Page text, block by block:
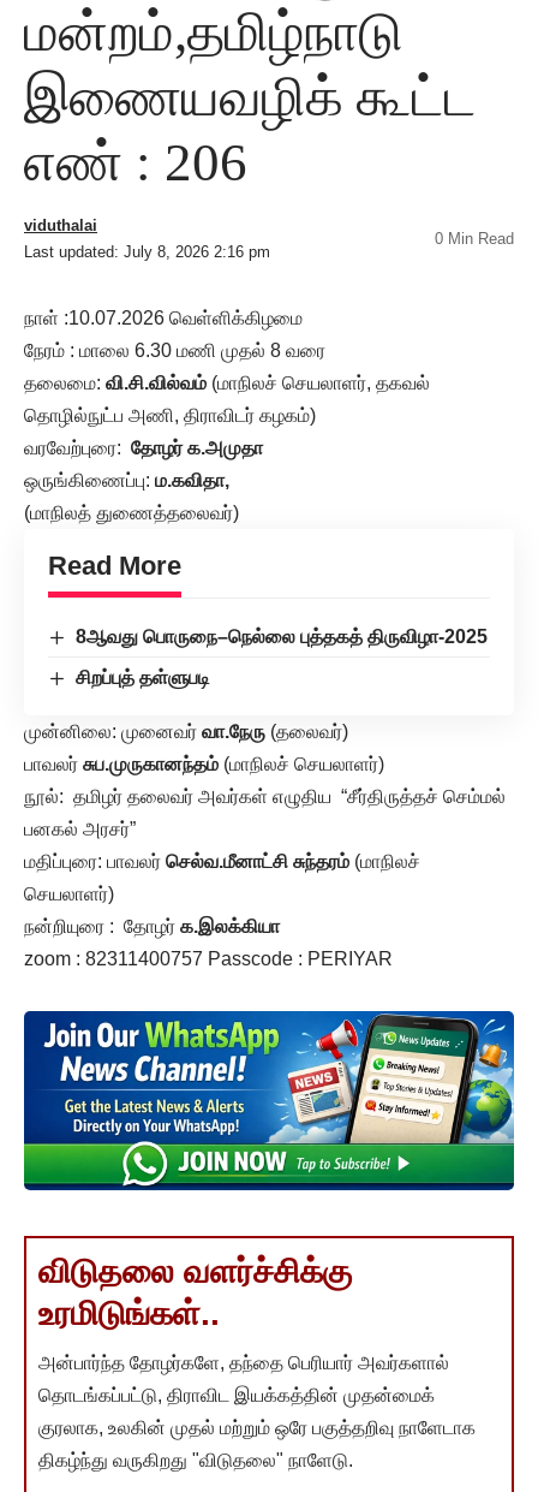
மன்றம்,தமிழ்நாடு
இணையவழிக் கூட்ட
எண் : 206
Last updated: July 8, 2026 2:16 pm
viduthalai
0 Min Read
நாள் :10.07.2026 வெள்ளிக்கிழமை
நேரம் : மாலை 6.30 மணி முதல் 8 வரை
தலைமை: வி.சி.வில்வம் (மாநிலச் செயலாளர், தகவல்
தொழில்நுட்ப அணி, திராவிடர் கழகம்)
வரவேற்புரை: தோழர் க.அமுதா
ஒருங்கிணைப்பு: ம.கவிதா,
(மாநிலத் துணைத்தலைவர்)
Read More
8ஆவது பொருநை–நெல்லை புத்தகத் திருவிழா-2025
சிறப்புத் தள்ளுபடி
முன்னிலை: முனைவர் வா.நேரு (தலைவர்)
பாவலர் சுப.முருகானந்தம் (மாநிலச் செயலாளர்)
நூல்: தமிழர் தலைவர் அவர்கள் எழுதிய “சீர்திருத்தச் செம்மல்
பனகல் அரசர்”
மதிப்புரை: பாவலர் செல்வ.மீனாட்சி சுந்தரம் (மாநிலச்
செயலாளர்)
நன்றியுரை : தோழர் க.இலக்கியா
zoom : 82311400757 Passcode : PERIYAR
விடுதலை வளர்ச்சிக்கு
உரமிடுங்கள்..
அன்பார்ந்த தோழர்களே, தந்தை பெரியார் அவர்களால்
தொடங்கப்பட்டு, திராவிட இயக்கத்தின் முதன்மைக்
குரலாக, உலகின் முதல் மற்றும் ஒரே பகுத்தறிவு நாளேடாக
திகழ்ந்து வருகிறது "விடுதலை" நாளேடு.